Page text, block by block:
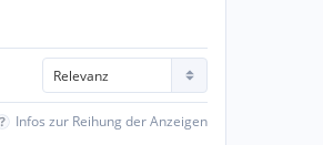
Infos zur Reihung der Anzeigen